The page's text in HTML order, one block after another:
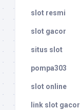
slot resmi
slot gacor
situs slot
pompa303
slot online
link slot gacor